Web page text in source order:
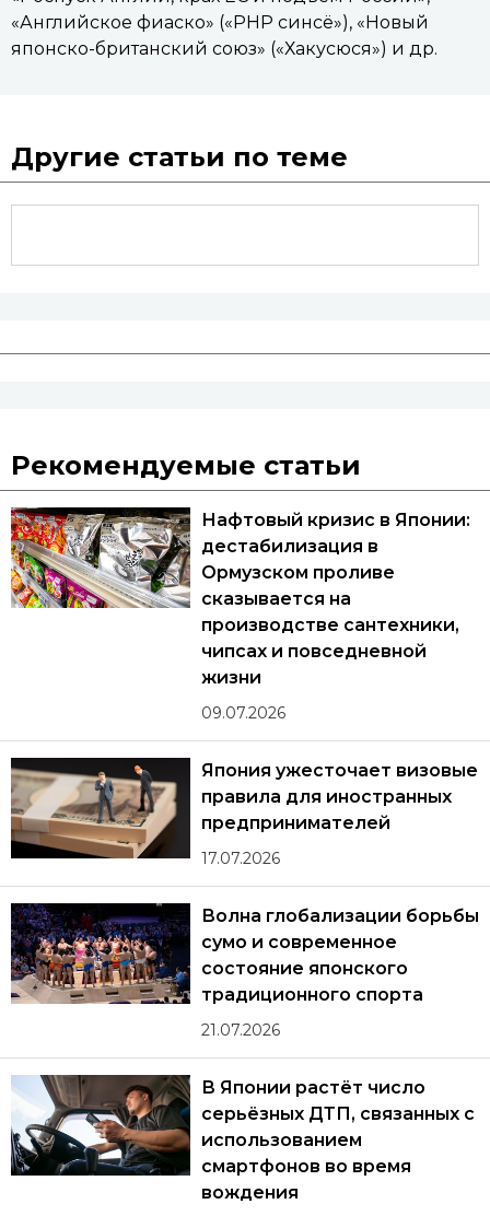
«Английское фиаско» («PHP синсё»), «Новый
японско-британский союз» («Хакусюся») и др.
Другие статьи по теме
Рекомендуемые статьи
Нафтовый кризис в Японии:
дестабилизация в
Ормузском проливе
сказывается на
производстве сантехники,
чипсах и повседневной
жизни
09.07.2026
Япония ужесточает визовые
правила для иностранных
предпринимателей
17.07.2026
Волна глобализации борьбы
сумо и современное
состояние японского
традиционного спорта
21.07.2026
В Японии растёт число
серьёзных ДТП, связанных с
использованием
смартфонов во время
вождения